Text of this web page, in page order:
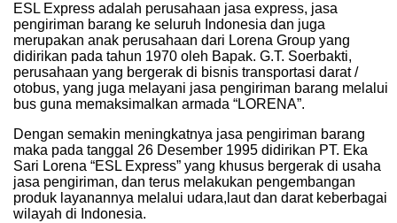
ESL Express adalah perusahaan jasa express, jasa
pengiriman barang ke seluruh Indonesia dan juga
merupakan anak perusahaan dari Lorena Group yang
didirikan pada tahun 1970 oleh Bapak. G.T. Soerbakti,
perusahaan yang bergerak di bisnis transportasi darat /
otobus, yang juga melayani jasa pengiriman barang melalui
bus guna memaksimalkan armada “LORENA”.
Dengan semakin meningkatnya jasa pengiriman barang
maka pada tanggal 26 Desember 1995 didirikan PT. Eka
Sari Lorena “ESL Express” yang khusus bergerak di usaha
jasa pengiriman, dan terus melakukan pengembangan
produk layanannya melalui udara,laut dan darat keberbagai
wilayah di Indonesia.